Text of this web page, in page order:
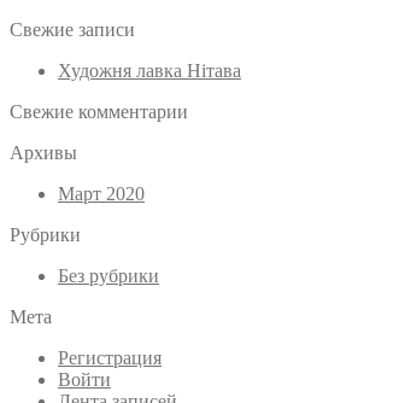
Свежие записи
Художня лавка Нітава
Свежие комментарии
Архивы
Март 2020
Рубрики
Без рубрики
Мета
Регистрация
Войти